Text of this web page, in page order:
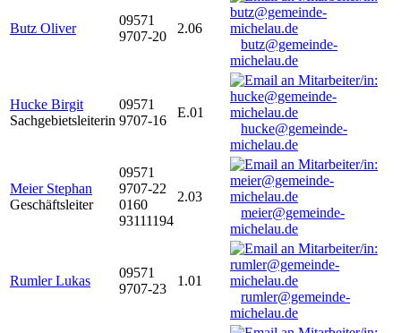
Butz Oliver
09571
9707-20
2.06
butz@gemeinde-
michelau.de
Hucke Birgit
Sachgebietsleiterin
09571
9707-16
E.01
hucke@gemeinde-
michelau.de
Meier Stephan
Geschäftsleiter
09571
9707-22
0160
93111194
2.03
meier@gemeinde-
michelau.de
Rumler Lukas
09571
9707-23
1.01
rumler@gemeinde-
michelau.de